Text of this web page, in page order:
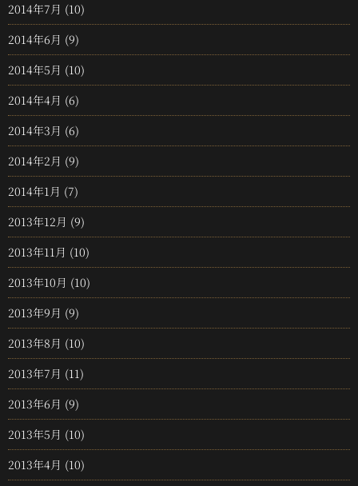
2014年7月 (10)
2014年6月 (9)
2014年5月 (10)
2014年4月 (6)
2014年3月 (6)
2014年2月 (9)
2014年1月 (7)
2013年12月 (9)
2013年11月 (10)
2013年10月 (10)
2013年9月 (9)
2013年8月 (10)
2013年7月 (11)
2013年6月 (9)
2013年5月 (10)
2013年4月 (10)